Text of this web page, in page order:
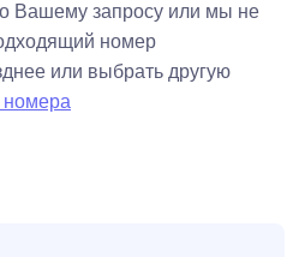
Вашему запросу или мы не
номер
или выбрать другую
номера